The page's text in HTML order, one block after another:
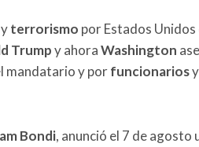
yterrorismo por Estados
Trumpy ahoraWashington
mandatario y porfuncionariosy
Bondi, anunció el 7 de agosto